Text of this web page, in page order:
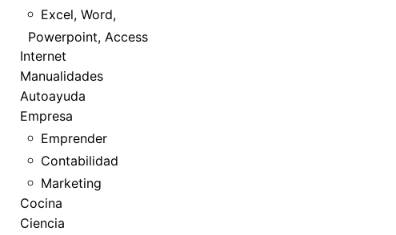
Excel, Word,
Powerpoint, Access
Internet
Manualidades
Autoayuda
Empresa
Emprender
Contabilidad
Marketing
Cocina
Ciencia